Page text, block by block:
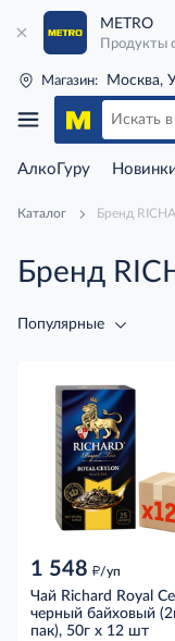
METRO
Продукты
Магазин: Москва,
АлкоГуру
Каталог Бренд
Бренд
Популярные
1 548 д/уп
Чай Richard Royal
черный байховый
пак), 50г x 12 шт